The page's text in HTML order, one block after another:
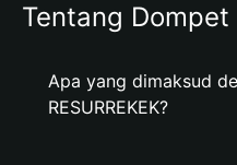
Tentang Dompet
Apa yang dimaksud
RESURREKEK?